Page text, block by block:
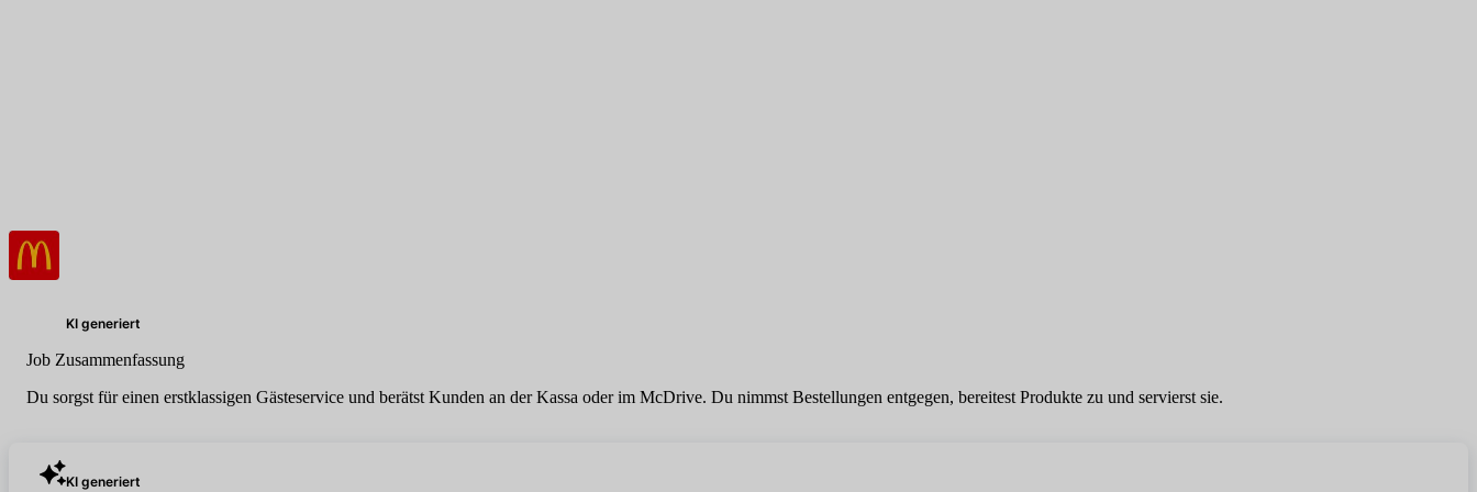
KI generiert
Job Zusammenfassung
Du sorgst für einen erstklassigen Gästeservice und berätst Kunden an der Kassa oder im McDrive. Du nimmst Bestellungen entgegen, bereitest Produkte zu und servierst sie.
KI generiert